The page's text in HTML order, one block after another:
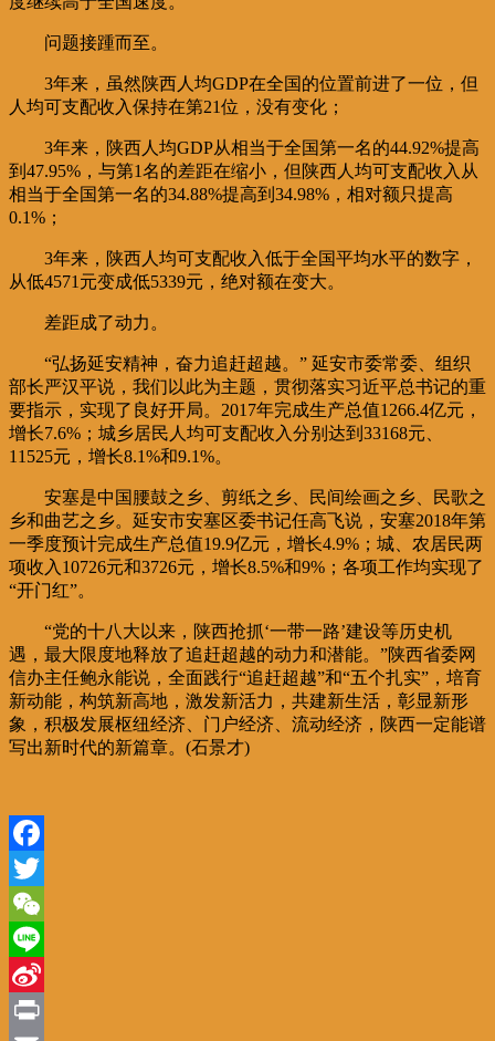
问题接踵而至。
3年来，虽然陕西人均GDP在全国的位置前进了一位，但
人均可支配收入保持在第21位，没有变化；
3年来，陕西人均GDP从相当于全国第一名的44.92%提高
到47.95%，与第1名的差距在缩小，但陕西人均可支配收入从
相当于全国第一名的34.88%提高到34.98%，相对额只提高
0.1%；
3年来，陕西人均可支配收入低于全国平均水平的数字，
从低4571元变成低5339元，绝对额在变大。
差距成了动力。
“弘扬延安精神，奋力追赶超越。” 延安市委常委、组织
部长严汉平说，我们以此为主题，贯彻落实习近平总书记的重
要指示，实现了良好开局。2017年完成生产总值1266.4亿元，
增长7.6%；城乡居民人均可支配收入分别达到33168元、
11525元，增长8.1%和9.1%。
安塞是中国腰鼓之乡、剪纸之乡、民间绘画之乡、民歌之
乡和曲艺之乡。延安市安塞区委书记任高飞说，安塞2018年第
一季度预计完成生产总值19.9亿元，增长4.9%；城、农居民两
项收入10726元和3726元，增长8.5%和9%；各项工作均实现了
“开门红”。
“党的十八大以来，陕西抢抓‘一带一路’建设等历史机
遇，最大限度地释放了追赶超越的动力和潜能。”陕西省委网
信办主任鲍永能说，全面践行“追赶超越”和“五个扎实”，培育
新动能，构筑新高地，激发新活力，共建新生活，彰显新形
象，积极发展枢纽经济、门户经济、流动经济，陕西一定能谱
写出新时代的新篇章。(石景才)
Facebook
Twitter
WeChat
Line
Sina